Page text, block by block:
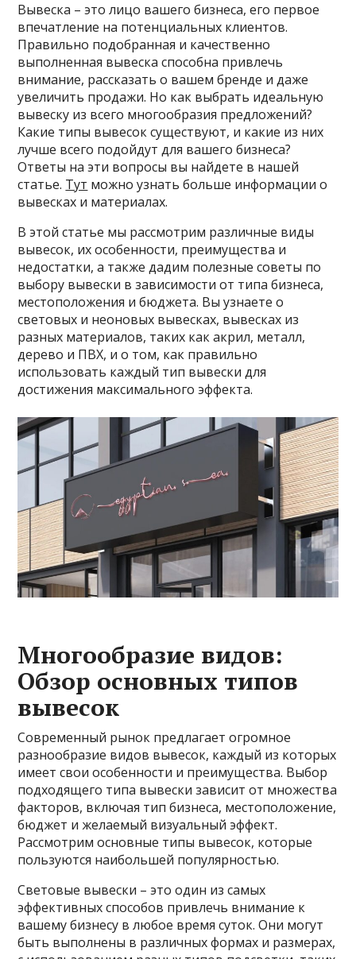
Вывеска – это лицо вашего бизнеса, его первое
впечатление на потенциальных клиентов.
Правильно подобранная и качественно
выполненная вывеска способна привлечь
внимание, рассказать о вашем бренде и даже
увеличить продажи. Но как выбрать идеальную
вывеску из всего многообразия предложений?
Какие типы вывесок существуют, и какие из них
лучше всего подойдут для вашего бизнеса?
Ответы на эти вопросы вы найдете в нашей
статье. Тут можно узнать больше информации о
вывесках и материалах.
В этой статье мы рассмотрим различные виды
вывесок, их особенности, преимущества и
недостатки, а также дадим полезные советы по
выбору вывески в зависимости от типа бизнеса,
местоположения и бюджета. Вы узнаете о
световых и неоновых вывесках, вывесках из
разных материалов, таких как акрил, металл,
дерево и ПВХ, и о том, как правильно
использовать каждый тип вывески для
достижения максимального эффекта.
Многообразие видов:
Обзор основных типов
вывесок
Современный рынок предлагает огромное
разнообразие видов вывесок, каждый из которых
имеет свои особенности и преимущества. Выбор
подходящего типа вывески зависит от множества
факторов, включая тип бизнеса, местоположение,
бюджет и желаемый визуальный эффект.
Рассмотрим основные типы вывесок, которые
пользуются наибольшей популярностью.
Световые вывески – это один из самых
эффективных способов привлечь внимание к
вашему бизнесу в любое время суток. Они могут
быть выполнены в различных формах и размерах,